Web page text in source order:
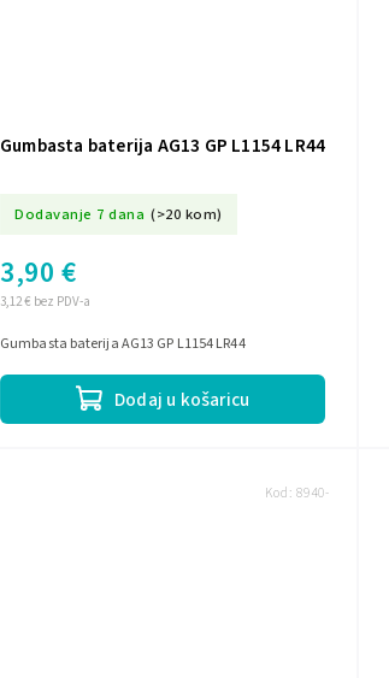
Gumbasta baterija AG13 GP L1154 LR44
Dodavanje 7 dana (>20 kom)
3,12 € bez PDV-a
3,90 €
Dodaj u košaricu
Gumbasta baterija AG13 GP L1154 LR44
Kod:8940-